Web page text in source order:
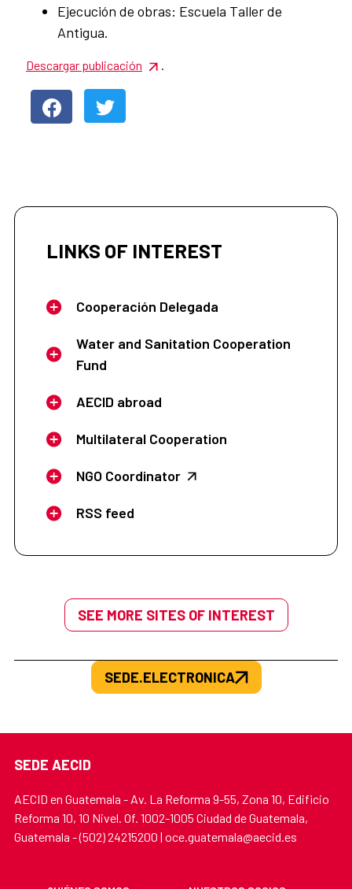
Ejecución de obras: Escuela Taller de
Antigua.
Descargar publicación .
LINKS OF INTEREST
Cooperación Delegada
Water and Sanitation Cooperation
Fund
AECID abroad
Multilateral Cooperation
NGO Coordinator
RSS feed
SEE MORE SITES OF INTEREST
SEDE.ELECTRONICA
SEDE AECID
AECID en Guatemala - Av. La Reforma 9-55, Zona 10, Edificio
Reforma 10, 10 Nivel. Of. 1002-1005 Ciudad de Guatemala,
Guatemala - (502) 24215200 | oce.guatemala@aecid.es